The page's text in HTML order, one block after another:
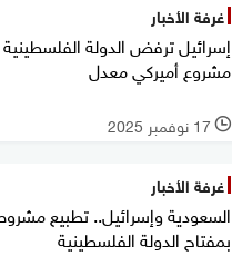
غرفة الأخبار
إسرائيل ترفض الدولة
مشروع أميركي معدل
l 17 نوفمبر 2025
غرفة الأخبار
السعودية وإسرائيل.. تطبيع
بمفتاح الدولة الفلسطينية